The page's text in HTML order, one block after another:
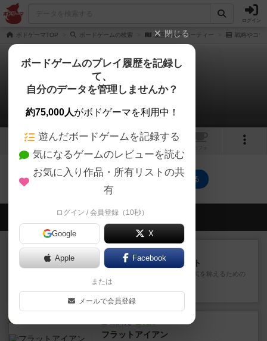
ログイン
ボドゲーマTOP ボードゲームの検索 夏至カレーパーティー 戦略やコツ
夏至カレーパーティー
0件の戦略やコツ
夏至カレーパーティーのトップに戻る
会員の新しい投稿
ルール/インスト
ノームズ・アット・ナイト
ベネボレンス女王は、忠実な臣民を称えるための
祝宴を開こうとしています。...
約1時間前by jurong
フラットアイアン
閉じる
ボードゲームのプレイ履歴を記録し
て、
自分のデータを管理しませんか？
約75,000人がボドゲーマを利用中！
遊んだボードゲームを記録する
気になるゲームのレビューを読む
お気に入り作品・所有リストの共
有
ログイン / 会員登録（10秒）
Google X
Apple Facebook
または
メールで会員登録